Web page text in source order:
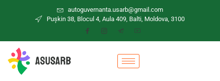
autoguvernanta.usarb@gmail.com
Puşkin 38, Blocul 4, Aula 409, Balti, Moldova, 3100